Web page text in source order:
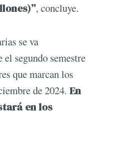
, concluye.
se va
segundo semestre
que marcan los
de 2024. En
en los